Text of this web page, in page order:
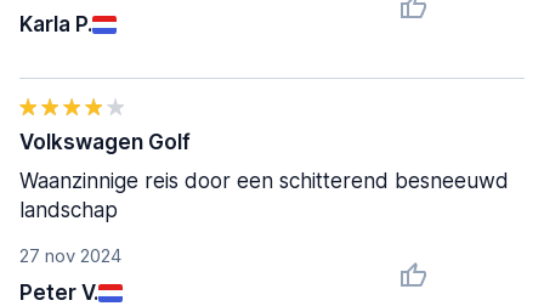
Karla P.
27 nov 2024
Peter V.
Volkswagen Golf
Waanzinnige reis door een schitterend besneeuwd
landschap